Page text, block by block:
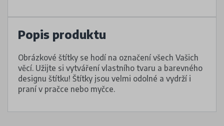
Popis produktu
Obrázkové štítky se hodí na označení všech Vašich
věcí. Užijte si vytváření vlastního tvaru a barevného
designu štítku! Štítky jsou velmi odolné a vydrží i
praní v pračce nebo myčce.